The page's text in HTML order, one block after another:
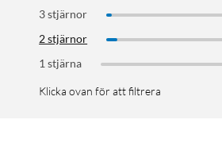
3 stjärnor
2 stjärnor
1 stjärna
Klicka ovan för att filtrera